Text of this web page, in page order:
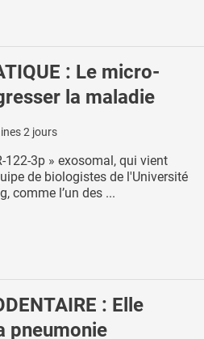
: Le micro-
la maladie
2 jours
122-3p » exosomal, qui vient
de biologistes de l'Université
comme l’un des ...
: Elle
pneumonie